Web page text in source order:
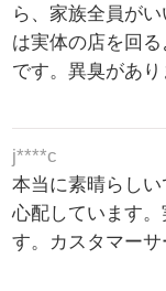
ら、家族全員が
は実体の店を回
です。異臭があり
j****c
本当に素晴らし
心配しています
す。カスタマーサ